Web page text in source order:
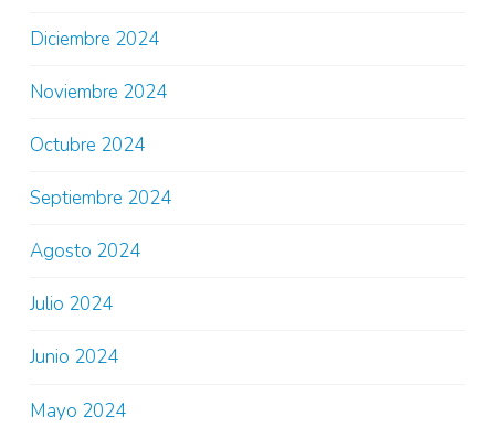
Diciembre 2024
Noviembre 2024
Octubre 2024
Septiembre 2024
Agosto 2024
Julio 2024
Junio 2024
Mayo 2024